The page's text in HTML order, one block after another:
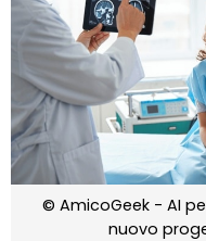
© AmicoGeek - AI
nuovo